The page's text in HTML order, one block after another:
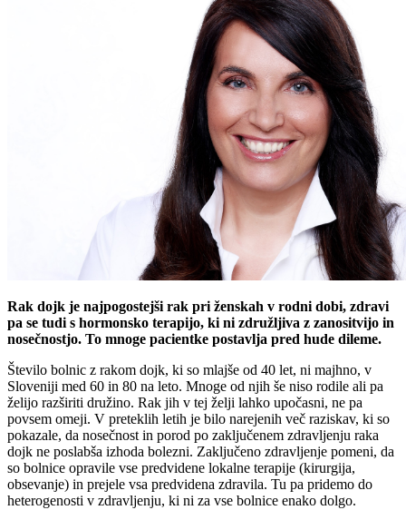
Rak dojk je najpogostejši rak pri ženskah v rodni dobi, zdravi
pa se tudi s hormonsko terapijo, ki ni združljiva z zanositvijo in
nosečnostjo. To mnoge pacientke postavlja pred hude dileme.
Število bolnic z rakom dojk, ki so mlajše od 40 let, ni majhno, v
Sloveniji med 60 in 80 na leto. Mnoge od njih še niso rodile ali pa
želijo razširiti družino. Rak jih v tej želji lahko upočasni, ne pa
povsem omeji. V preteklih letih je bilo narejenih več raziskav, ki so
pokazale, da nosečnost in porod po zaključenem zdravljenju raka
dojk ne poslabša izhoda bolezni. Zaključeno zdravljenje pomeni, da
so bolnice opravile vse predvidene lokalne terapije (kirurgija,
obsevanje) in prejele vsa predvidena zdravila. Tu pa pridemo do
heterogenosti v zdravljenju, ki ni za vse bolnice enako dolgo.